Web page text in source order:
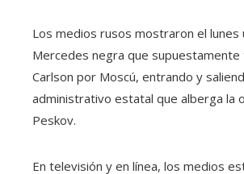
Los medios rusos mostraron el lunes
Mercedes negra que
Carlson por Moscú, entrando y
administrativo estatal que alberga la
Peskov.
En televisión y en línea, los medios